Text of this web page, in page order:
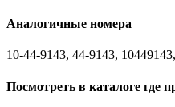
Аналогичные номера
10-44-9143, 44-9143,
Посмотреть в каталоге где